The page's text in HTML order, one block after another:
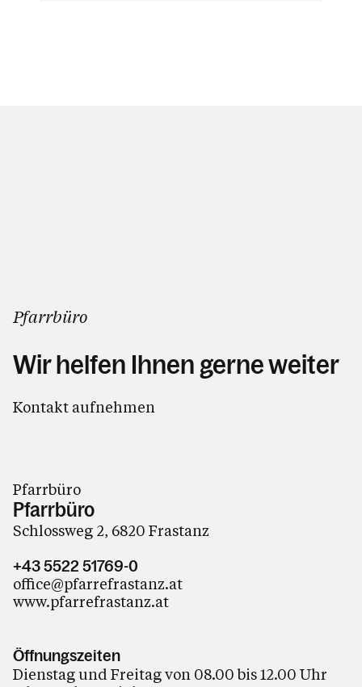
Pfarrbüro
Wir helfen Ihnen gerne weiter
Kontakt aufnehmen
Pfarrbüro
Pfarrbüro
Schlossweg 2, 6820 Frastanz
+43 5522 51769-0
office@pfarrefrastanz.at
www.pfarrefrastanz.at
Öffnungszeiten
Dienstag und Freitag von 08.00 bis 12.00 Uhr